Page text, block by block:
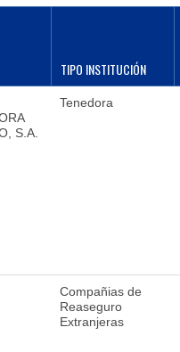
TIPO INSTITUCIÓN
S.A.
Tenedora
Compañias de
Reaseguro
Extranjeras